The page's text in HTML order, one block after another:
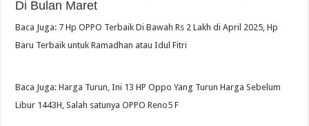
Di Bulan Maret
Baca Juga: 7 Hp OPPO Terbaik Di Bawah Rs 2 Lakh di April 2025, Hp
Baru Terbaik untuk Ramadhan atau Idul Fitri
Baca Juga: Harga Turun, Ini 13 HP Oppo Yang Turun Harga Sebelum
Libur 1443H, Salah satunya OPPO Reno5 F